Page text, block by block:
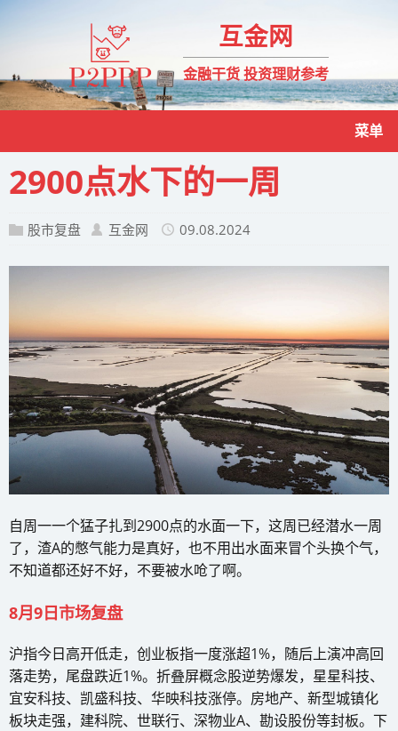
互金网
金融干货 投资理财参考
菜单
2900点水下的一周
股市复盘 互金网 09.08.2024
自周一一个猛子扎到2900点的水面一下，这周已经潜水一周
了，渣A的憋气能力是真好，也不用出水面来冒个头换个气，
不知道都还好不好，不要被水呛了啊。
8月9日市场复盘
沪指今日高开低走，创业板指一度涨超1%，随后上演冲高回
落走势，尾盘跌近1%。折叠屏概念股逆势爆发，星星科技、
宜安科技、凯盛科技、华映科技涨停。房地产、新型城镇化
板块走强，建科院、世联行、深物业A、勘设股份等封板。下